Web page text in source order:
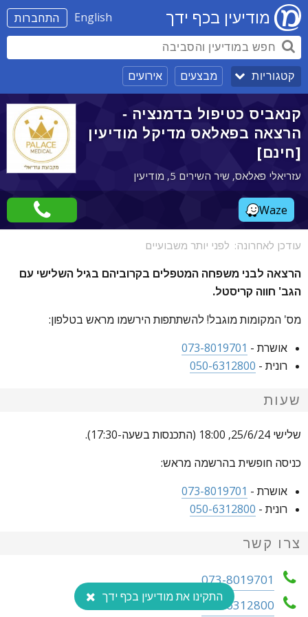
התחברות English מודיעין בכף ידך
קטגוריות מבצעים אירועים
קנאביס כטיפול בדמנציה -
הרצאה בפאלאס מדיקל מודיעין
[חינם]
עזריאלי פאלאס, שיר השירים 5, מודיעין
Waze
עודכן לאחרונה: לפני יותר משבועיים
הרצאה לבני משפחה המטפלים בקרוביהם בגיל השלישי עם
הגב' חווה קריסטל.
מס' המקומות מוגבל! להשתתפות הירשמו מראש בטלפון:
אושרת - 073-8019701
רונית - 050-6312800
שעות
שלישי 25/6/24, 18:00 (התכנסות בשעה-17:30).
כניסה חופשית בהרשמה מראש:
אושרת - 073-8019701
רונית - 050-6312800
צרו קשר
073-8019701
050-6312800
התקינו את מודיעין בכף ידך